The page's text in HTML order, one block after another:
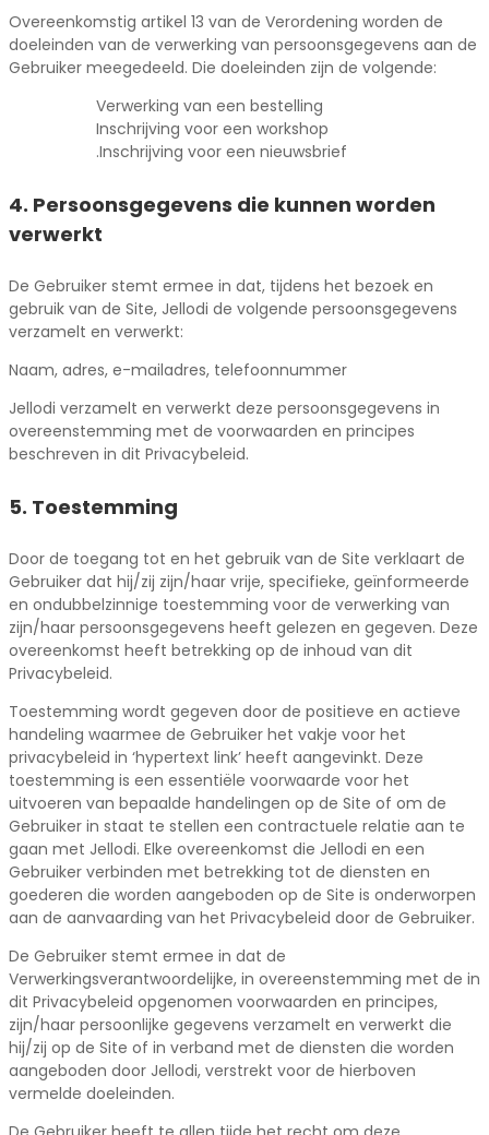
Overeenkomstig artikel 13 van de Verordening worden de
doeleinden van de verwerking van persoonsgegevens aan de
Gebruiker meegedeeld. Die doeleinden zijn de volgende:
Verwerking van een bestelling
Inschrijving voor een workshop
.Inschrijving voor een nieuwsbrief
4. Persoonsgegevens die kunnen worden
verwerkt
De Gebruiker stemt ermee in dat, tijdens het bezoek en
gebruik van de Site, Jellodi de volgende persoonsgegevens
verzamelt en verwerkt:
Naam, adres, e-mailadres, telefoonnummer
Jellodi verzamelt en verwerkt deze persoonsgegevens in
overeenstemming met de voorwaarden en principes
beschreven in dit Privacybeleid.
5. Toestemming
Door de toegang tot en het gebruik van de Site verklaart de
Gebruiker dat hij/zij zijn/haar vrije, specifieke, geïnformeerde
en ondubbelzinnige toestemming voor de verwerking van
zijn/haar persoonsgegevens heeft gelezen en gegeven. Deze
overeenkomst heeft betrekking op de inhoud van dit
Privacybeleid.
Toestemming wordt gegeven door de positieve en actieve
handeling waarmee de Gebruiker het vakje voor het
privacybeleid in ‘hypertext link’ heeft aangevinkt. Deze
toestemming is een essentiële voorwaarde voor het
uitvoeren van bepaalde handelingen op de Site of om de
Gebruiker in staat te stellen een contractuele relatie aan te
gaan met Jellodi. Elke overeenkomst die Jellodi en een
Gebruiker verbinden met betrekking tot de diensten en
goederen die worden aangeboden op de Site is onderworpen
aan de aanvaarding van het Privacybeleid door de Gebruiker.
De Gebruiker stemt ermee in dat de
Verwerkingsverantwoordelijke, in overeenstemming met de in
dit Privacybeleid opgenomen voorwaarden en principes,
zijn/haar persoonlijke gegevens verzamelt en verwerkt die
hij/zij op de Site of in verband met de diensten die worden
aangeboden door Jellodi, verstrekt voor de hierboven
vermelde doeleinden.